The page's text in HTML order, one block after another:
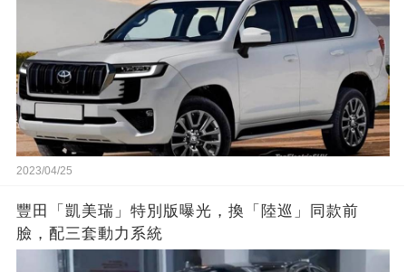
2023/04/25
豐田「凱美瑞」特別版曝光，換「陸巡」同款前
臉，配三套動力系統